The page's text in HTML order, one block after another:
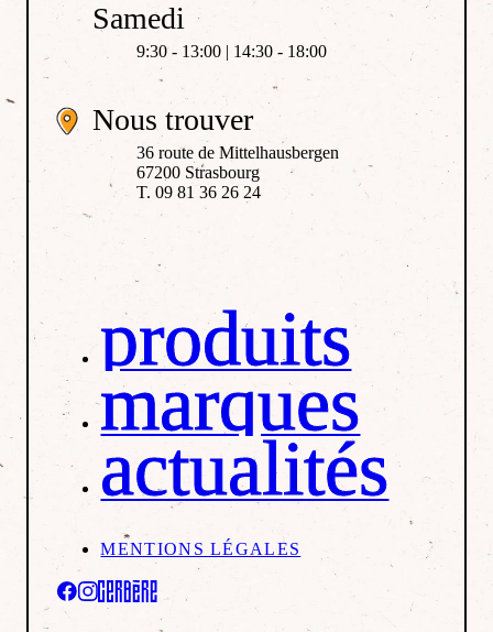
Samedi
9:30 - 13:00 | 14:30 - 18:00
Nous trouver
36 route de Mittelhausbergen
67200 Strasbourg
T. 09 81 36 26 24
produits
marques
actualités
MENTIONS LÉGALES